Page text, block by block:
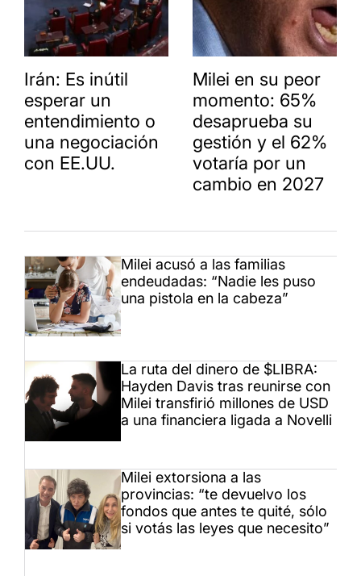
Irán: Es inútil
esperar un
entendimiento o
una negociación
con EE.UU.
Milei en su peor
momento: 65%
desaprueba su
gestión y el 62%
votaría por un
cambio en 2027
Milei acusó a las familias
endeudadas: “Nadie les puso
una pistola en la cabeza”
La ruta del dinero de $LIBRA:
Hayden Davis tras reunirse con
Milei transfirió millones de USD
a una financiera ligada a Novelli
Milei extorsiona a las
provincias: “te devuelvo los
fondos que antes te quité, sólo
si votás las leyes que necesito”